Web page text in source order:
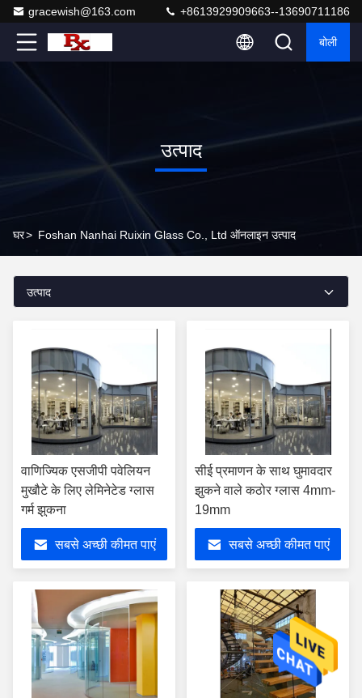
gracewish@163.com +8613929909663--13690711186
बोली
उत्पाद
घर> Foshan Nanhai Ruixin Glass Co., Ltd ऑनलाइन उत्पाद
उत्पाद
वाणिज्यिक एसजीपी पवेलियन
मुखौटे के लिए लेमिनेटेड ग्लास
गर्म झुकना
सबसे अच्छी कीमत पाएं
सीई प्रमाणन के साथ घुमावदार
झुकने वाले कठोर ग्लास 4mm-
19mm
सबसे अच्छी कीमत पाएं